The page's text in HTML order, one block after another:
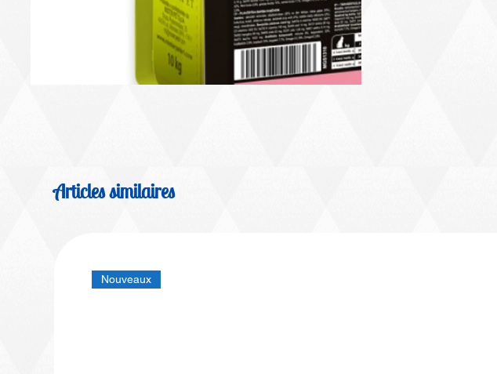
Articles similaires
Nouveaux